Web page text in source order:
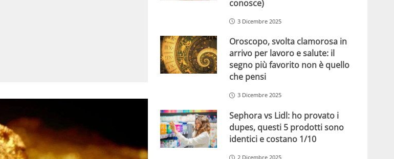
conosce)
3 Dicembre 2025
Oroscopo, svolta clamorosa in
arrivo per lavoro e salute: il
segno più favorito non è quello
che pensi
3 Dicembre 2025
Sephora vs Lidl: ho provato i
dupes, questi 5 prodotti sono
identici e costano 1/10
2 Dicembre 2025